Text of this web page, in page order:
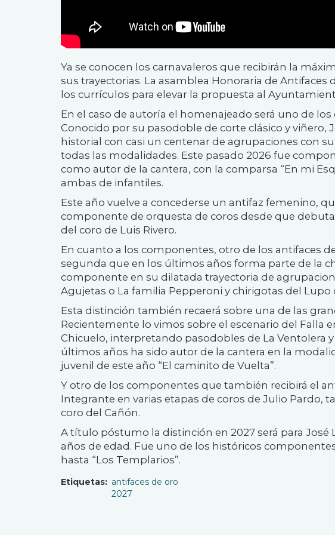
Ya se conocen los carnavaleros que recibirán la
sus trayectorias. La asamblea Honoraria de
los currículos para elevar la propuesta al
En el caso de autoría el homenajeado será uno de
Conocido por su pasodoble de corte clásico y viñero,
historial con casi un centenar de agrupaciones con
todas las modalidades. Este pasado 2026 fue
como autor de la cantera, con la comparsa “En mi
ambas de infantiles.
Este año vuelve a concederse un antifaz femenino,
componente de orquesta de coros desde que
del coro de Luis Rivero.
En cuanto a los componentes, otro de los antifaces
segunda que en los últimos años forma parte de la
componente en su dilatada trayectoria de
Agujetas o La familia Pepperoni y chirigotas del Lupo
Esta distinción también recaerá sobre una de las
Recientemente lo vimos sobre el escenario del
Chicuelo, interpretando pasodobles de La Ventolera
últimos años ha sido autor de la cantera en la
juvenil de este año “El caminito de Vuelta”.
Y otro de los componentes que también recibirá el
Integrante en varias etapas de coros de Julio Pardo,
coro del Cañón.
A título póstumo la distinción en 2027 será para José
años de edad. Fue uno de los históricos
hasta “Los Templarios”.
Etiquetas
antifaces de oro
2027